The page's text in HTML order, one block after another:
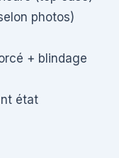
photos)
+ blindage
état